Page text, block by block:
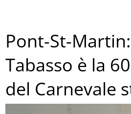
Pont-St-
Tabasso è la
del Carnevale